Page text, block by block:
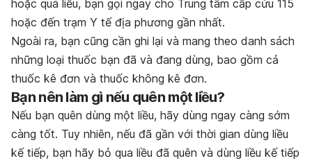
hoặc quá liều, bạn gọi ngay cho Trung tâm cấp cứu 115
hoặc đến trạm Y tế địa phương gần nhất.
Ngoài ra, bạn cũng cần ghi lại và mang theo danh sách
những loại thuốc bạn đã và đang dùng, bao gồm cả
thuốc kê đơn và thuốc không kê đơn.
Bạn nên làm gì nếu quên một liều?
Nếu bạn quên dùng một liều, hãy dùng ngay càng sớm
càng tốt. Tuy nhiên, nếu đã gần với thời gian dùng liều
kế tiếp, bạn hãy bỏ qua liều đã quên và dùng liều kế tiếp